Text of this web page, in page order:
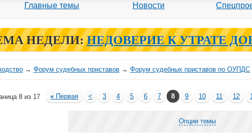
Главные темы Новости
НЕДЕЛИ: НЕДОВЕРИЕ К УТРАТЕ
→ Форум судебных приставов → Форум судебных приставов по ОУПДС
8 из 17 « Первая < 3 4 5 6 7 8 9 10 11 12
Опции темы